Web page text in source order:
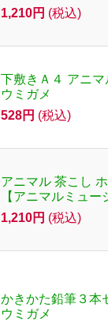
1,210円 (税込)
下敷きＡ４ アニマ
ウミガメ
528円 (税込)
アニマル 茶こし
【アニマルミュー
1,210円 (税込)
かきかた鉛筆３本
ウミガメ